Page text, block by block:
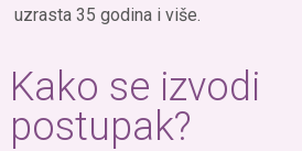
uzrasta 35 godina i više.
Kako se izvodi
postupak?